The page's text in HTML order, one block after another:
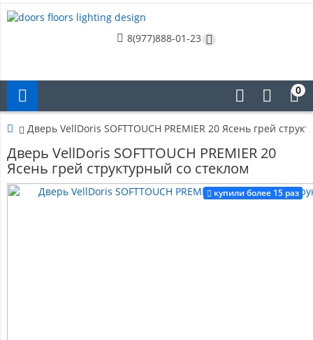
8(977)888-01-23
0
Дверь VellDoris SOFTTOUCH PREMIER 20 Ясень грей
Дверь VellDoris SOFTTOUCH PREMIER 20
Ясень грей структурный со стеклом
купили более 15 раз